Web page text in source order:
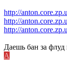
http://
http://
http://
Даешь бан за
А